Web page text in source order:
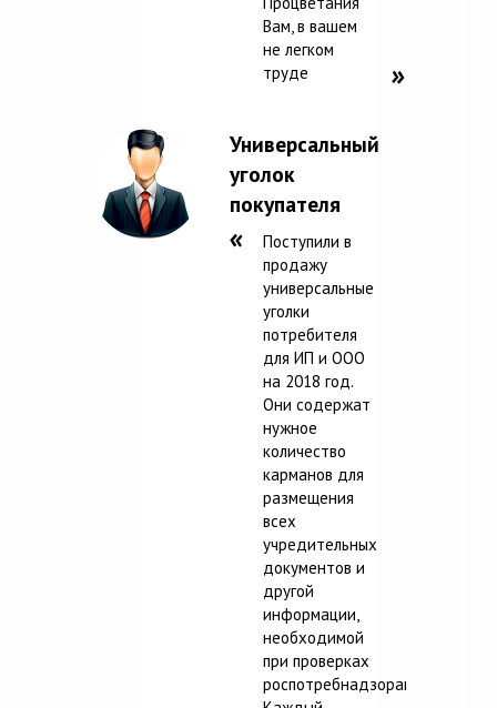
Вам, в вашем
не легком
труде
Универсальный
уголок
покупателя
Поступили в
продажу
универсальные
уголки
потребителя
для ИП и ООО
на 2018 год.
Они содержат
нужное
количество
карманов для
размещения
всех
учредительных
документов и
другой
информации,
необходимой
при проверках
роспотребнадзорам.